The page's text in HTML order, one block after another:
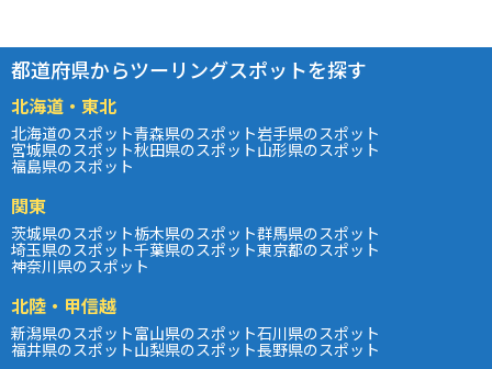
都道府県からツーリングスポットを探す
北海道・東北
北海道のスポット青森県のスポット岩手県のスポット
宮城県のスポット秋田県のスポット山形県のスポット
福島県のスポット
関東
茨城県のスポット栃木県のスポット群馬県のスポット
埼玉県のスポット千葉県のスポット東京都のスポット
神奈川県のスポット
北陸・甲信越
新潟県のスポット富山県のスポット石川県のスポット
福井県のスポット山梨県のスポット長野県のスポット